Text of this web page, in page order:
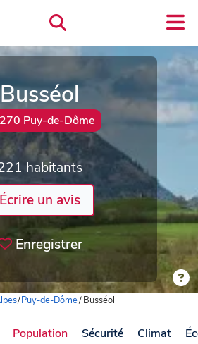
Busséol
Puy-de-Dôme
habitants
Écrire un avis
Enregistrer
/Puy-de-Dôme/Busséol
Population Sécurité Climat